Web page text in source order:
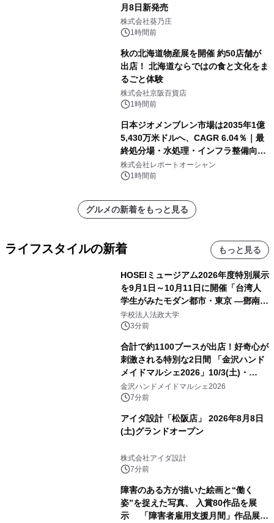
月8日新発売
株式会社葵乃庄
1時間前
秋の北海道物産展を開催 約50店舗が
出店！ 北海道ならではの食と文化をま
るごと体験
株式会社京阪百貨店
1時間前
日本ジオメンブレン市場は2035年1億
5,430万米ドルへ、CAGR 6.04％｜最
終処分場・水処理・インフラ整備向け
需要拡大
株式会社レポートオーシャン
1時間前
グルメの新着をもっと見る
ライフスタイルの新着 もっと見る
HOSEIミュージアム2026年度特別展示
を9月1日～10月11日に開催「台湾人
学生がみたモダン都市・東京 ―鄧南光
と法政大学の1930年代―」
学校法人法政大学
3分前
合計で約1100ブースが出店！好奇心が
刺激される特別な2日間 「金沢ハンド
メイドマルシェ2026」10/3(土)・
10/4(日)開催
金沢ハンドメイドマルシェ2026
7分前
アイダ設計「松阪店」 2026年8月8日
(土)グランドオープン
株式会社アイダ設計
7分前
障害のある方が描いた絵画と“働く
姿”を捉えた写真、 入賞80作品を展
示 「障害者雇用支援月間」作品展示